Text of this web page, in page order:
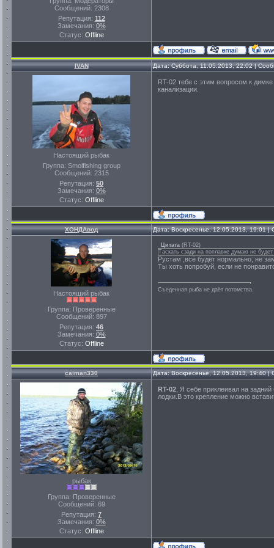
Сообщений: 2308
Репутация: 112
Замечания: 0%
Статус: Offline
IVAN Дата: Суббота, 11.05.2013, 22:02 |
Настоящий рыбак
Группа: Smolfishing group
Сообщений: 2315
Репутация: 50
Замечания: 0%
Статус: Offline
RT-02 тебе с этим вопросом к
канализации.
ХОНДАвод Дата: Воскресенье, 12.05.2013, 19:01
Настоящий рыбак
Группа: Проверенные
Сообщений: 897
Репутация: 46
Замечания: 0%
Статус: Offline
Цитата (RT-02)
Таскать сзади на поплавке думаю не
Рустам ,всё будет нормально, не
Ты хоть попробуй, если не
Съеденная рыба не даёт потомства.
caiman330 Дата: Воскресенье, 12.05.2013, 19:40
рыбак
Группа: Проверенные
Сообщений: 69
Репутация: 7
Замечания: 0%
Статус: Offline
RT-02 , Я себе приклеивал на
лодки.В это крепление можно